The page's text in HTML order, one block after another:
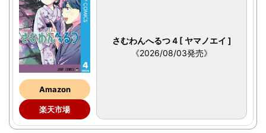
Amazon
楽天市場
さむわんへるつ 4 [ ヤマノエイ ]
《2026/08/03発売》